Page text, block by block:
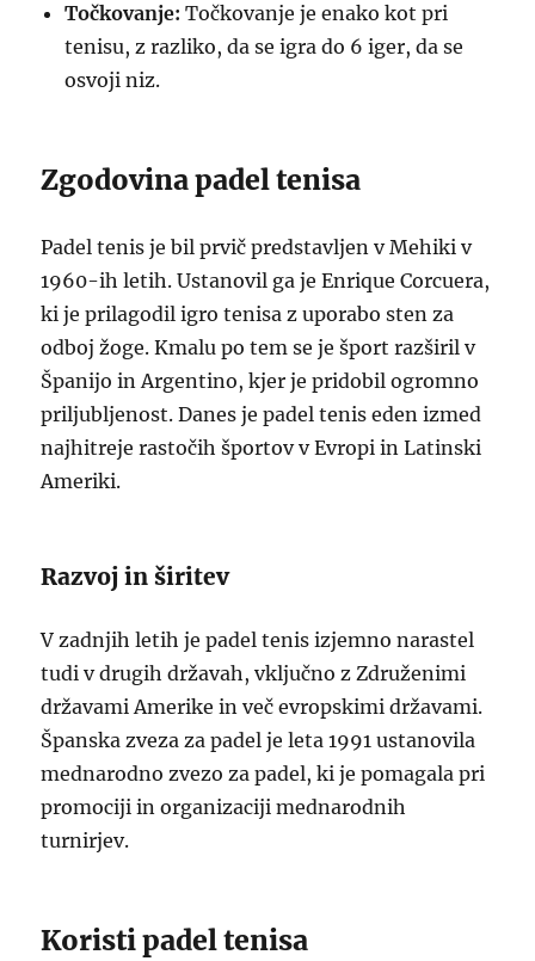
Točkovanje: Točkovanje je enako kot pri
tenisu, z razliko, da se igra do 6 iger, da se
osvoji niz.
Zgodovina padel tenisa
Padel tenis je bil prvič predstavljen v Mehiki v
1960-ih letih. Ustanovil ga je Enrique Corcuera,
ki je prilagodil igro tenisa z uporabo sten za
odboj žoge. Kmalu po tem se je šport razširil v
Španijo in Argentino, kjer je pridobil ogromno
priljubljenost. Danes je padel tenis eden izmed
najhitreje rastočih športov v Evropi in Latinski
Ameriki.
Razvoj in širitev
V zadnjih letih je padel tenis izjemno narastel
tudi v drugih državah, vključno z Združenimi
državami Amerike in več evropskimi državami.
Španska zveza za padel je leta 1991 ustanovila
mednarodno zvezo za padel, ki je pomagala pri
promociji in organizaciji mednarodnih
turnirjev.
Koristi padel tenisa